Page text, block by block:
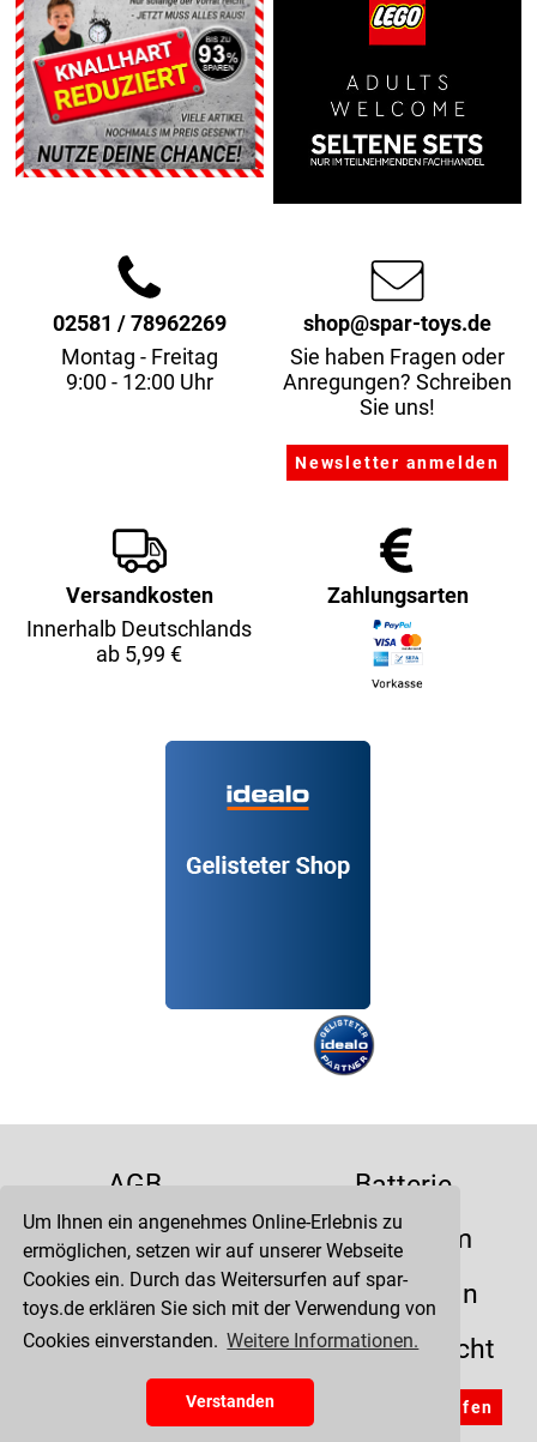
Um Ihnen ein angenehmes Online-Erlebnis zu
ermöglichen, setzen wir auf unserer Webseite
Cookies ein. Durch das Weitersurfen auf spar-
toys.de erklären Sie sich mit der Verwendung von
Cookies einverstanden. Weitere Informationen.
Verstanden
02581 / 78962269
Montag - Freitag
9:00 - 12:00 Uhr
shop@spar-toys.de
Sie haben Fragen oder
Anregungen? Schreiben
Sie uns!
Versandkosten
Innerhalb Deutschlands
ab 5,99 €
Zahlungsarten
AGB
Batterie
Datenschutz
Impressum
Kontakt
Liefertermin
Versandkosten
Widerrufsrecht